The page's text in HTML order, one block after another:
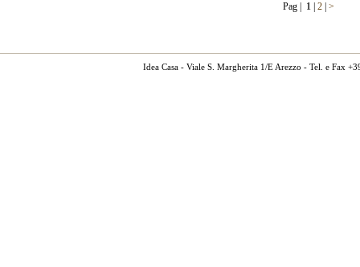
Pag | 1 2 >
Idea Casa - Viale S. Margherita 1/E Arezzo - Tel. e Fax